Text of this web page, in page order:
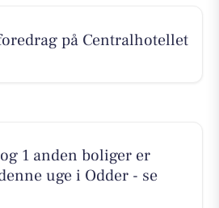
på Centralhotellet
1 anden boliger er
uge i Odder - se